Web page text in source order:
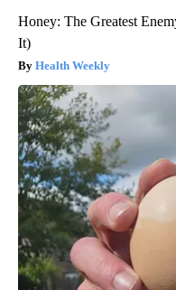
Honey: The Greatest
It)
Health Weekly